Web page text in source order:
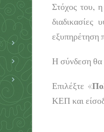
Στόχος του,
διαδικασίες
εξυπηρέτηση
Η σύνδεση θα
Επιλέξτε «
ΚΕΠ και